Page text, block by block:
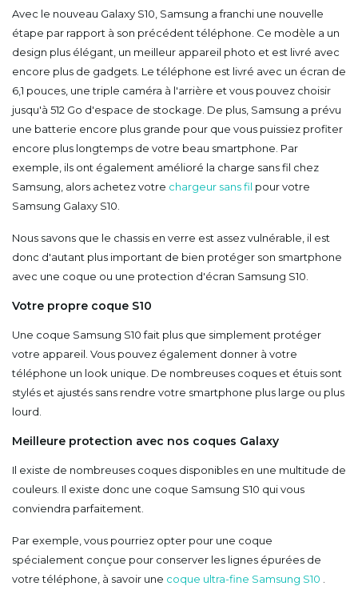
Avec le nouveau Galaxy S10, Samsung a franchi une nouvelle
étape par rapport à son précédent téléphone. Ce modèle a un
design plus élégant, un meilleur appareil photo et est livré avec
encore plus de gadgets. Le téléphone est livré avec un écran de
6,1 pouces, une triple caméra à l'arrière et vous pouvez choisir
jusqu'à 512 Go d'espace de stockage. De plus, Samsung a prévu
une batterie encore plus grande pour que vous puissiez profiter
encore plus longtemps de votre beau smartphone. Par
exemple, ils ont également amélioré la charge sans fil chez
Samsung, alors achetez votre chargeur sans fil pour votre
Samsung Galaxy S10.
Nous savons que le chassis en verre est assez vulnérable, il est
donc d'autant plus important de bien protéger son smartphone
avec une coque ou une protection d'écran Samsung S10.
Votre propre coque S10
Une coque Samsung S10 fait plus que simplement protéger
votre appareil. Vous pouvez également donner à votre
téléphone un look unique. De nombreuses coques et étuis sont
stylés et ajustés sans rendre votre smartphone plus large ou plus
lourd.
Meilleure protection avec nos coques Galaxy
Il existe de nombreuses coques disponibles en une multitude de
couleurs. Il existe donc une coque Samsung S10 qui vous
conviendra parfaitement.
Par exemple, vous pourriez opter pour une coque
spécialement conçue pour conserver les lignes épurées de
votre téléphone, à savoir une coque ultra-fine Samsung S10